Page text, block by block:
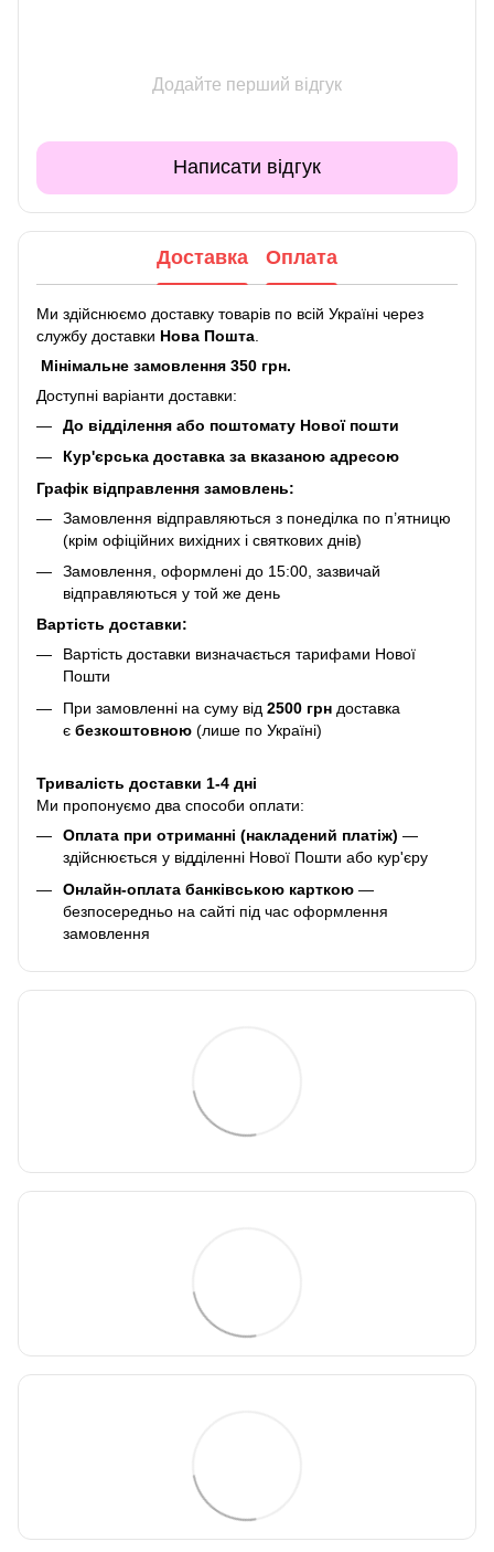
Додайте перший відгук
Написати відгук
Доставка Оплата
Ми здійснюємо доставку товарів по всій Україні через
службу доставки Нова Пошта
Мінімальне замовлення 350 грн.
Доступні варіанти доставки:
До відділення або поштомату Нової пошти
Кур'єрська доставка за вказаною адресою
Графік відправлення замовлень:
Замовлення відправляються з понеділка по п’ятницю
(крім офіційних вихідних і святкових днів)
Замовлення, оформлені до 15:00, зазвичай
відправляються у той же день
Вартість доставки:
Вартість доставки визначається тарифами Нової
Пошти
При замовленні на суму від 2500 грн доставка
є безкоштовною (лише по Україні)
Тривалість доставки 1-4 дні
Ми пропонуємо два способи оплати:
Оплата при отриманні (накладений платіж) —
здійснюється у відділенні Нової Пошти або кур'єру
Онлайн-оплата банківською карткою —
безпосередньо на сайті під час оформлення
замовлення